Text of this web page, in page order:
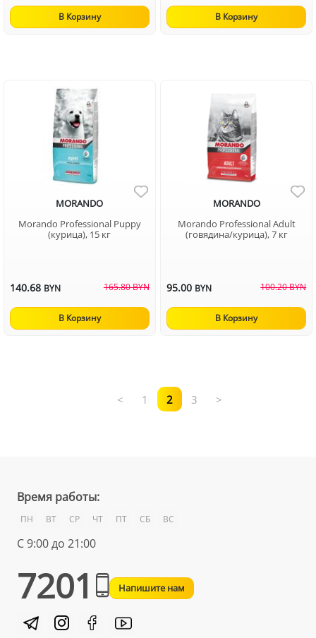
В Корзину В Корзину
MORANDO
Morando Professional Puppy
(курица), 15 кг
140.68 BYN 165.80 BYN
В Корзину
MORANDO
Morando Professional Adult
(говядина/курица), 7 кг
95.00 BYN 100.20 BYN
В Корзину
< 1 2 3 >
Время работы:
ПН ВТ СР ЧТ ПТ СБ ВС
С 9:00 до 21:00
7201 Напишите нам